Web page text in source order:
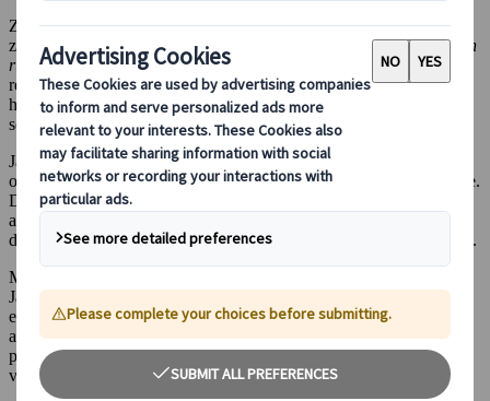
Zoals de beroemde schrijfster Margaret Atwood ooit over de lente
zei: “In de lente, aan het eind van de dag, zou je naar aarde moeten
ruiken.” Deze levendige beschrijving laat precies zien wat we
reizigers willen laten ervaren tijdens de lente in Japan: jezelf
helemaal onderdompelen in de adembenemende natuurlijke
schoonheid van het land.
Japan is het hele jaar door een geweldige bestemming om te
ontdekken, maar niets evenaart de magie van een bezoek in de lente.
Deze periode staat in het teken van kersenbloesems, festivals en
aangename temperaturen, en is daarmee hét moment om je onder te
dompelen in de rijke cultuur en natuurlijke schoonheid van het land.
Maar kersenbloesems zijn zeker niet het enige hoogtepunt van de
Japanse lente. Het land bruist in dit seizoen van kleurrijke festivals
en evenementen, zoals de bekende Golden Week die meestal eind
april tot begin mei plaatsvindt. Tijdens deze week kun je overal
parades, kraampjes met streetfood, traditionele optredens en nog
veel meer beleven.